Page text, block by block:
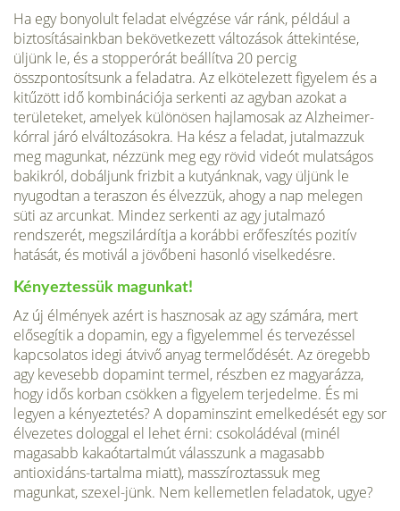
Ha egy bonyolult feladat elvégzése vár ránk, például a
biztosításainkban bekövetkezett változások áttekintése,
üljünk le, és a stopperórát beállítva 20 percig
összpontosítsunk a feladatra. Az elkötelezett figyelem és a
kitűzött idő kombinációja serkenti az agyban azokat a
területeket, amelyek különösen hajlamosak az Alzheimer-
kórral járó elváltozásokra. Ha kész a feladat, jutalmazzuk
meg magunkat, nézzünk meg egy rövid videót mulatságos
bakikról, dobáljunk frizbit a kutyánknak, vagy üljünk le
nyugodtan a teraszon és élvezzük, ahogy a nap melegen
süti az arcunkat. Mindez serkenti az agy jutalmazó
rendszerét, megszilárdítja a korábbi erőfeszítés pozitív
hatását, és motivál a jövőbeni hasonló viselkedésre.
Kényeztessük magunkat!
Az új élmények azért is hasznosak az agy számára, mert
elősegítik a dopamin, egy a figyelemmel és tervezéssel
kapcsolatos idegi átvivő anyag termelődését. Az öregebb
agy kevesebb dopamint termel, részben ez magyarázza,
hogy idős korban csökken a figyelem terjedelme. És mi
legyen a kényeztetés? A dopaminszint emelkedését egy sor
élvezetes dologgal el lehet érni: csokoládéval (minél
magasabb kakaótartalmút válasszunk a magasabb
antioxidáns-tartalma miatt), masszíroztassuk meg
magunkat, szexel-jünk. Nem kellemetlen feladatok, ugye?